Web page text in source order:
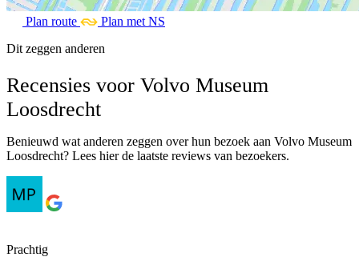
Plan route
Plan met NS
Dit zeggen anderen
Recensies voor Volvo Museum
Loosdrecht
Benieuwd wat anderen zeggen over hun bezoek aan Volvo Museum
Loosdrecht? Lees hier de laatste reviews van bezoekers.
Prachtig